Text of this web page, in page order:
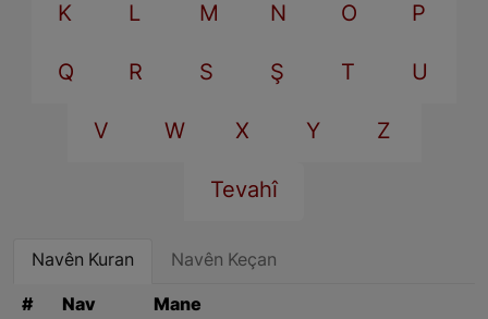
K L M N O P
Q R S Ş T U
V W X Y Z
Tevahî
Navên Kuran Navên Keçan
# Nav Mane